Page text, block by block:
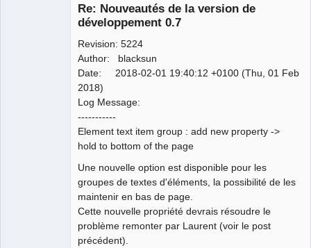
Re: Nouveautés de la version de
développement 0.7
Revision: 5224
Author: blacksun
Date: 2018-02-01 19:40:12 +0100 (Thu, 01 Feb
2018)
Log Message:
-----------
Element text item group : add new property ->
hold to bottom of the page
Une nouvelle option est disponible pour les
groupes de textes d'éléments, la possibilité de les
maintenir en bas de page.
Cette nouvelle propriété devrais résoudre le
problème remonter par Laurent (voir le post
précédent).